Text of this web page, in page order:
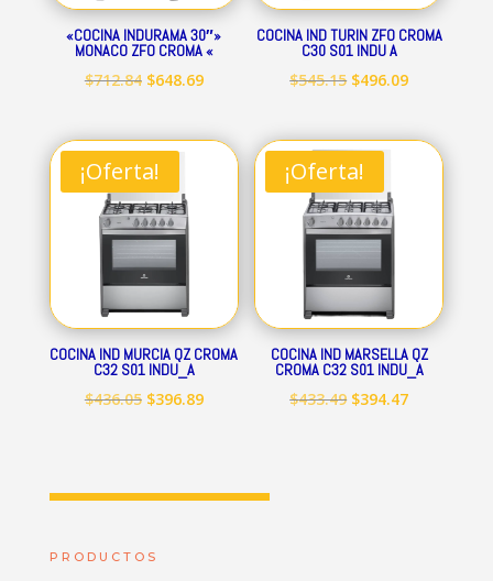
«COCINA INDURAMA 30″»
MONACO ZFO CROMA «
$712.84 El
original
era:
$712.84.
$648.69El
actual
COCINA IND TURIN ZFO CROMA
C30 S01 INDU A
$545.15 El
original
era:
$545.15.
$496.09El
actual
¡Oferta!
COCINA IND MURCIA QZ CROMA
C32 S01 INDU_A
$436.05 El
$396.89El
¡Oferta!
COCINA IND MARSELLA QZ
CROMA C32 S01 INDU_A
$433.49 El
$394.47El
PRODUCTOS